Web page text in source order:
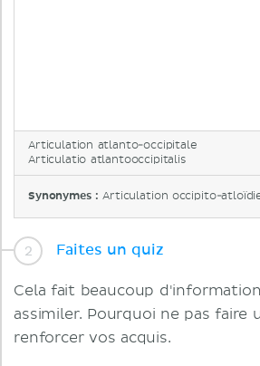
Articulation atlanto-occipitale
Articulatio atlantooccipitalis
Synonymes :Articulation occipito-
Faites un quiz
Cela fait beaucoup
assimiler. Pourquoi ne pas faire
renforcer vos acquis.